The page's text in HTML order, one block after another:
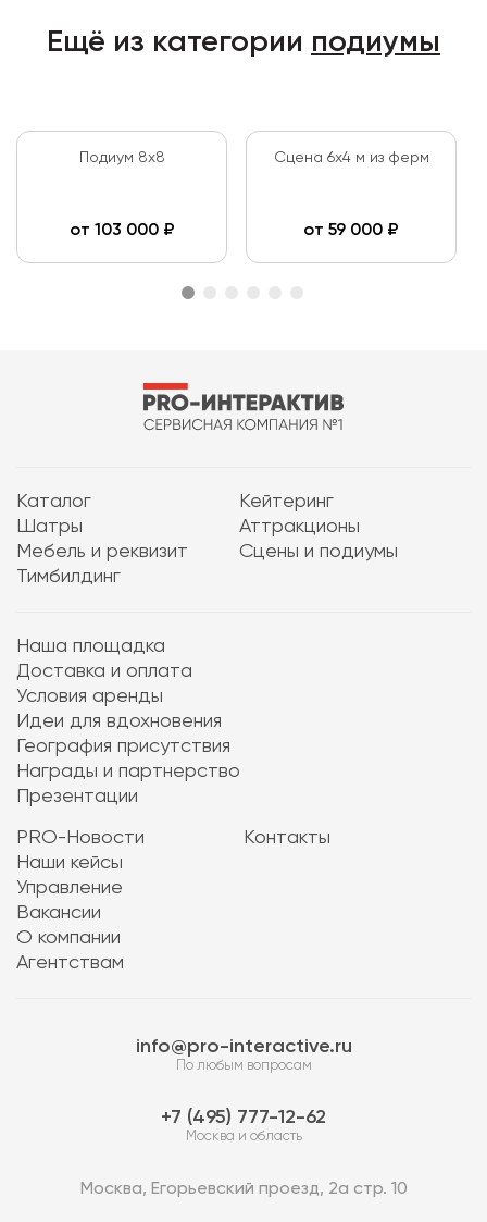
Ещё из категории подиумы
Подиум 8x8
от 103 000₽
Сцена 6х4 м из ферм
от 59 000 ₽
Каталог
Кейтеринг
Шатры
Аттракционы
Мебель и реквизит
Сцены и подиумы
Тимбилдинг
Наша площадка
Доставка и оплата
Условия аренды
Идеи для вдохновения
География присутствия
Награды и партнерство
Презентации
PRO-Новости
Наши кейсы
Управление
Вакансии
О компании
Агентствам
Контакты
info@pro-interactive.ru
По любым вопросам
7 (495) 777-12-62
Москва и область
Москва, Егорьевский проезд, 2а стр. 10